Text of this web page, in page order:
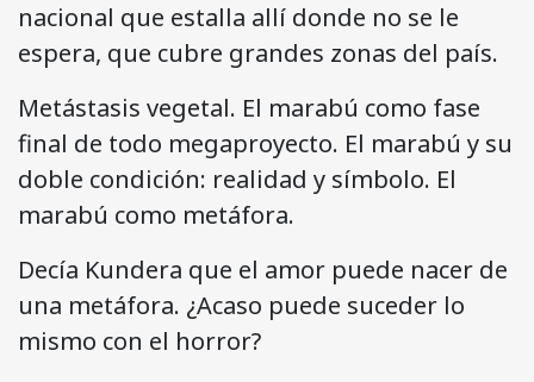
nacional que estalla allí donde no se le
espera, que cubre grandes zonas del país.
Metástasis vegetal. El marabú como fase
final de todo megaproyecto. El marabú y su
doble condición: realidad y símbolo. El
marabú como metáfora.
Decía Kundera que el amor puede nacer de
una metáfora. ¿Acaso puede suceder lo
mismo con el horror?